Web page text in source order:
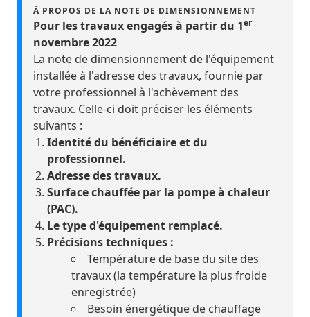
À PROPOS DE LA NOTE DE DIMENSIONNEMENT
Pour les travaux engagés à partir du 1er
novembre 2022
La note de dimensionnement de l'équipement
installée à l'adresse des travaux, fournie par
votre professionnel à l'achèvement des
travaux. Celle-ci doit préciser les éléments
suivants :
Identité du bénéficiaire et du
professionnel.
Adresse des travaux.
Surface chauffée par la pompe à chaleur
(PAC).
Le type d'équipement remplacé.
Précisions techniques :
Température de base du site des
travaux (la température la plus froide
enregistrée)
Besoin énergétique de chauffage